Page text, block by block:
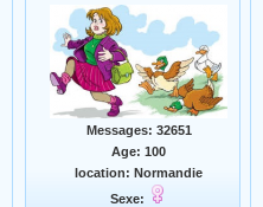
Messages: 32651
Age: 100
location: Normandie
Sexe: